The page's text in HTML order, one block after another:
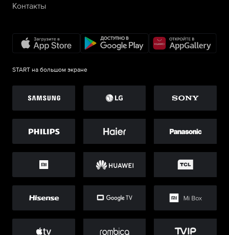
Контакты
START на большом экране